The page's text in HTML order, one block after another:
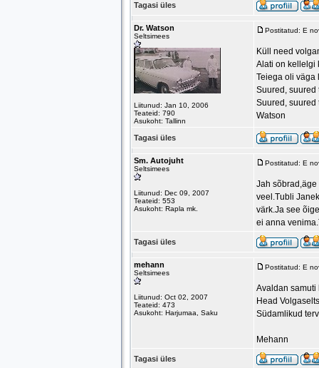
Tagasi üles
Dr. Watson
Seltsimees
Liitunud: Jan 10, 2006
Teateid: 790
Asukoht: Tallinn
Postitatud: E
Küll need
Alati on kellelgi
Teiega oli väga
Suured, suured
Suured, suured
Watson
Tagasi üles
Sm. Autojuht
Seltsimees
Liitunud: Dec 09, 2007
Teateid: 553
Asukoht: Rapla mk.
Postitatud: E
Jah sõbrad,äge
veel.Tubli
värk.Ja see
ei anna
Tagasi üles
mehann
Seltsimees
Liitunud: Oct 02, 2007
Teateid: 473
Asukoht: Harjumaa, Saku
Postitatud: E
Avaldan
Head
Südamlikud
Mehann
Tagasi üles